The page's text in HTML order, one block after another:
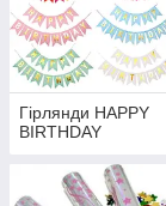
Гірлянди HAPPY
BIRTHDAY